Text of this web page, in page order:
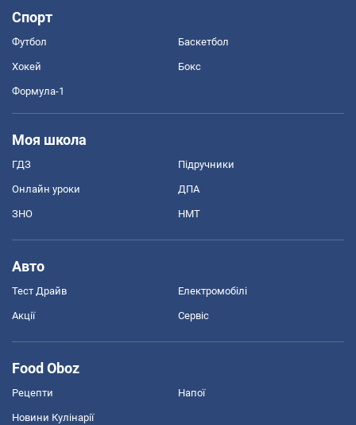
Спорт
Футбол Баскетбол
Хокей Бокс
Формула-1
Моя школа
ГДЗ Підручники
Онлайн уроки ДПА
ЗНО НМТ
Авто
Тест Драйв Електромобілі
Акції Сервіс
Food Oboz
Рецепти Напої
Новини Кулінарії